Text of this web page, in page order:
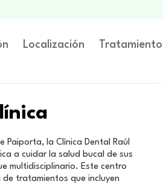
Localización
Paiporta, la Clínica Dental Raúl
a cuidar la salud bucal de sus
multidisciplinario. Este centro
tratamientos que incluyen